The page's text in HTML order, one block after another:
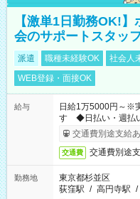
【激単1日勤務OK!
会のサポートスタッ
派遣 職種未経験OK 社会人
WEB登録・面接OK
給与
日給1万5000円～※
す ◆日払い・週払
も異なります
交通費別途支給
交通費 交通費別途
勤務地
東京都杉並区
荻窪駅 / 高円寺駅 /